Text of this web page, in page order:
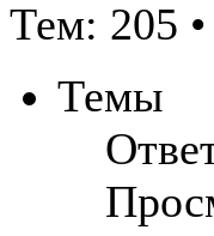
Тем: 205 •
Темы